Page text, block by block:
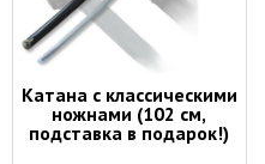
Катана с классическими
ножнами (102 см,
подставка в подарок!)